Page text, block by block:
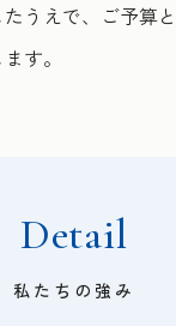
うえで、ご予算
す。
Detail
私たちの強み